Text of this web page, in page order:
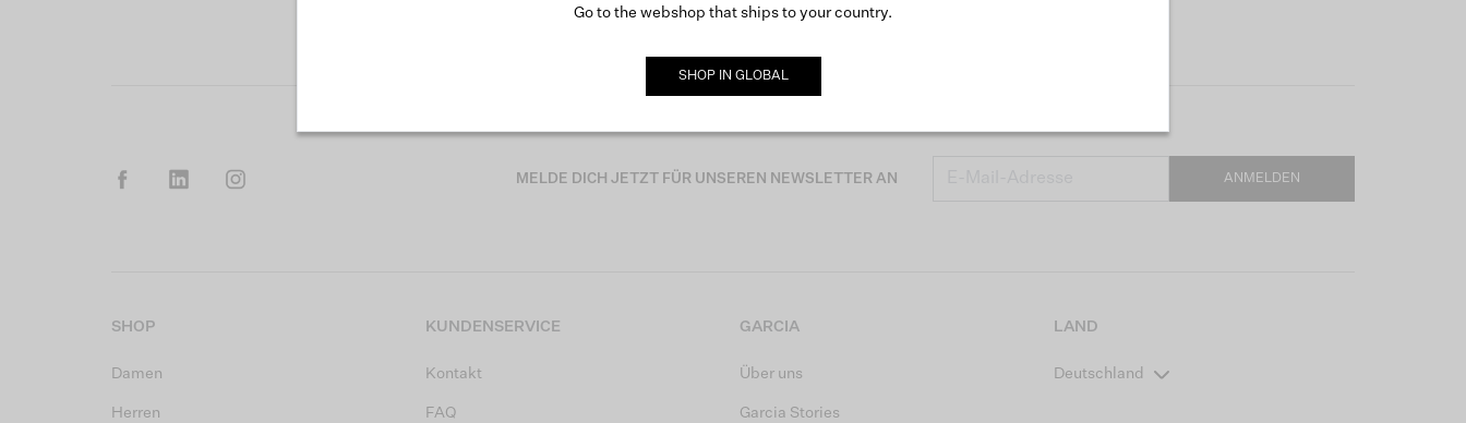
MELDE DICH JETZT FÜR UNSEREN NEWSLETTER AN ANMELDEN
SHOP
Damen
Herren
KUNDENSERVICE
Kontakt
FAQ
GARCIA
Über uns
Garcia Stories
LAND
Deutschland
Go to the webshop that ships to your country.
SHOP IN GLOBAL